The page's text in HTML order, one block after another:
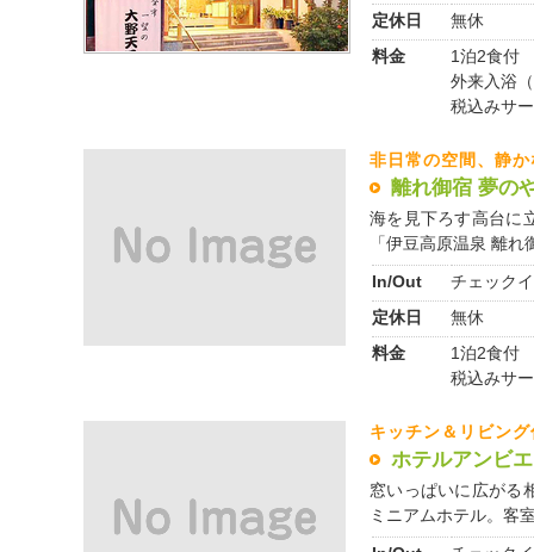
定休日
無休
料金
1泊2食付
外来入浴
税込みサ
非日常の空間、静
離れ御宿 夢の
海を見下ろす高台に
「伊豆高原温泉 離れ
In/Out
チェック
定休日
無休
料金
1泊2食付
税込みサ
キッチン＆リビン
ホテルアンビ
窓いっぱいに広がる
ミニアムホテル。客